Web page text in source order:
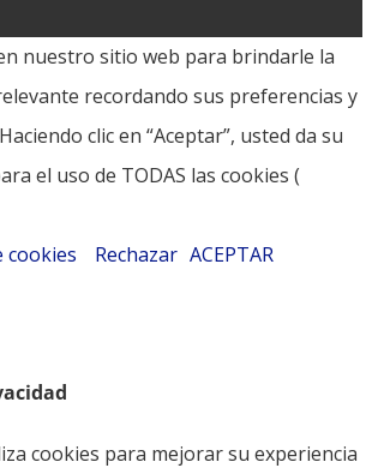
nuestro sitio web para brindarle la
recordando sus preferencias y
clic en “Aceptar”, usted da su
el uso de TODAS las cookies (
cookies
Rechazar ACEPTAR
cookies para mejorar su experiencia